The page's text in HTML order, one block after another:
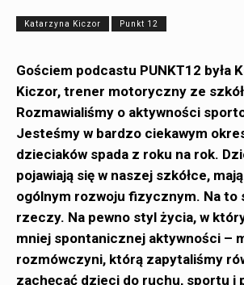
Katarzyna Kiczor Punkt 12
Gościem podcastu PUNKT12 była
Kiczor, trener motoryczny ze
Rozmawialiśmy o aktywności
Jesteśmy w bardzo ciekawym
dzieciaków spada z roku na rok.
pojawiają się w naszej szkółce,
ogólnym rozwoju fizycznym. Na to
rzeczy. Na pewno styl życia, w
mniej spontanicznej aktywności –
rozmówczyni, którą zapytaliśmy
zachęcać dzieci do ruchu, sportu i